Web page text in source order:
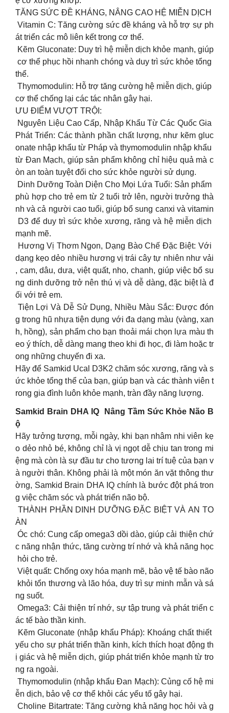
TĂNG SỨC ĐỀ KHÁNG, NÂNG CAO HỆ MIỄN DỊCH
Vitamin C: Tăng cường sức đề kháng và hỗ trợ sự ph
át triển các mô liên kết trong cơ thể.
Kẽm Gluconate: Duy trì hệ miễn dịch khỏe mạnh, giúp
cơ thể phục hồi nhanh chóng và duy trì sức khỏe tổng
thể.
Thymomodulin: Hỗ trợ tăng cường hệ miễn dịch, giúp
cơ thể chống lại các tác nhân gây hại.
ƯU ĐIỂM VƯỢT TRỘI:
Nguyên Liệu Cao Cấp, Nhập Khẩu Từ Các Quốc Gia
Phát Triển: Các thành phần chất lượng, như kẽm gluc
onate nhập khẩu từ Pháp và thymomodulin nhập khẩu
từ Đan Mạch, giúp sản phẩm không chỉ hiệu quả mà c
òn an toàn tuyệt đối cho sức khỏe người sử dụng.
Dinh Dưỡng Toàn Diện Cho Mọi Lứa Tuổi: Sản phẩm
phù hợp cho trẻ em từ 2 tuổi trở lên, người trưởng thà
nh và cả người cao tuổi, giúp bổ sung canxi và vitamin
D3 để duy trì sức khỏe xương, răng và hệ miễn dịch
mạnh mẽ.
Hương Vị Thơm Ngon, Dạng Bào Chế Đặc Biệt: Với
dạng kẹo dẻo nhiều hương vị trái cây tự nhiên như vải
, cam, dâu, dưa, việt quất, nho, chanh, giúp việc bổ su
ng dinh dưỡng trở nên thú vị và dễ dàng, đặc biệt là đ
ối với trẻ em.
Tiện Lợi Và Dễ Sử Dụng, Nhiều Màu Sắc: Được đón
g trong hũ nhựa tiện dụng với đa dạng màu (vàng, xan
h, hồng), sản phẩm cho bạn thoải mái chọn lựa màu th
eo ý thích, dễ dàng mang theo khi đi học, đi làm hoặc tr
ong những chuyến đi xa.
Hãy để Samkid Ucal D3K2 chăm sóc xương, răng và s
ức khỏe tổng thể của bạn, giúp bạn và các thành viên t
rong gia đình luôn khỏe mạnh, tràn đầy năng lượng.
Samkid Brain DHA IQ Nâng Tầm Sức Khỏe Não B
ộ
Hãy tưởng tượng, mỗi ngày, khi bạn nhâm nhi viên kẹ
o dẻo nhỏ bé, không chỉ là vị ngọt dễ chịu tan trong mi
ệng mà còn là sự đầu tư cho tương lai trí tuệ của bạn v
à người thân. Không phải là một món ăn vặt thông thư
ờng, Samkid Brain DHA IQ chính là bước đột phá tron
g việc chăm sóc và phát triển não bộ.
THÀNH PHẦN DINH DƯỠNG ĐẶC BIỆT VÀ AN TO
ÀN
Óc chó: Cung cấp omega3 dồi dào, giúp cải thiện chứ
c năng nhận thức, tăng cường trí nhớ và khả năng học
hỏi cho trẻ.
Việt quất: Chống oxy hóa mạnh mẽ, bảo vệ tế bào não
khỏi tổn thương và lão hóa, duy trì sự minh mẫn và sá
ng suốt.
Omega3: Cải thiện trí nhớ, sự tập trung và phát triển c
ác tế bào thần kinh.
Kẽm Gluconate (nhập khẩu Pháp): Khoáng chất thiết
yếu cho sự phát triển thần kinh, kích thích hoạt động th
ị giác và hệ miễn dịch, giúp phát triển khỏe mạnh từ tro
ng ra ngoài.
Thymomodulin (nhập khẩu Đan Mạch): Củng cố hệ mi
ễn dịch, bảo vệ cơ thể khỏi các yếu tố gây hại.
Choline Bitartrate: Tăng cường khả năng học hỏi và g